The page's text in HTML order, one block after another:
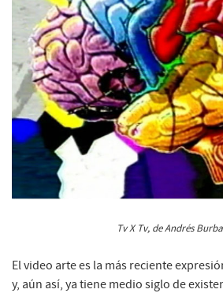
Tv X Tv, de Andrés
El video arte es la más reciente
y, aún así, ya tiene medio siglo de